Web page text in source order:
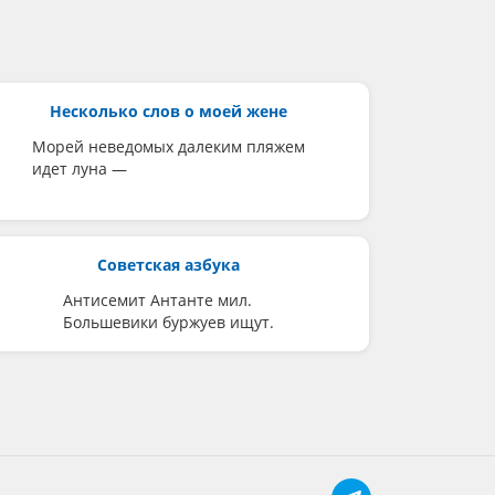
Несколько слов о моей жене
Морей неведомых далеким пляжем
идет луна —
Советская азбука
Антисемит Антанте мил.
Большевики буржуев ищут.